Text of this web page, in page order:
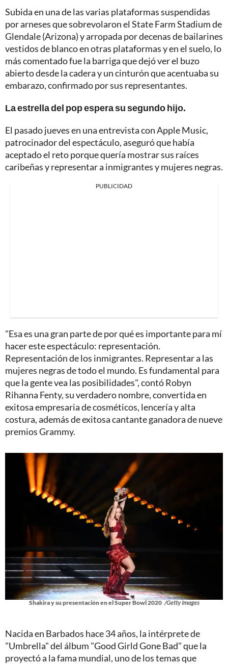
Subida en una de las varias plataformas suspendidas
por arneses que sobrevolaron el State Farm Stadium de
Glendale (Arizona) y arropada por decenas de bailarines
vestidos de blanco en otras plataformas y en el suelo, lo
más comentado fue la barriga que dejó ver el buzo
abierto desde la cadera y un cinturón que acentuaba su
embarazo, confirmado por sus representantes.
La estrella del pop espera su segundo hijo.
El pasado jueves en una entrevista con Apple Music,
patrocinador del espectáculo, aseguró que había
aceptado el reto porque quería mostrar sus raíces
caribeñas y representar a inmigrantes y mujeres negras.
PUBLICIDAD
"Esa es una gran parte de por qué es importante para mí
hacer este espectáculo: representación.
Representación de los inmigrantes. Representar a las
mujeres negras de todo el mundo. Es fundamental para
que la gente vea las posibilidades", contó Robyn
Rihanna Fenty, su verdadero nombre, convertida en
exitosa empresaria de cosméticos, lencería y alta
costura, además de exitosa cantante ganadora de nueve
premios Grammy.
Shakira y su presentación en el Super Bowl 2020 /Getty Images
Nacida en Barbados hace 34 años, la intérprete de
"Umbrella" del álbum "Good Girld Gone Bad" que la
proyectó a la fama mundial, uno de los temas que